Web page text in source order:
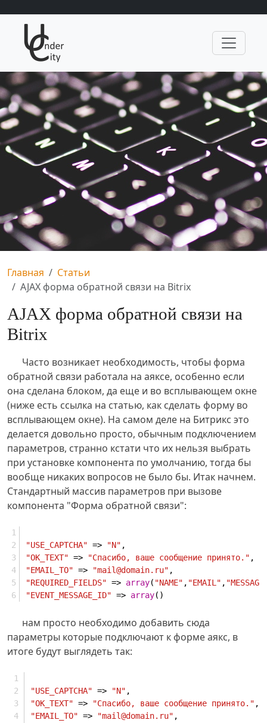
Главная
Статьи
AJAX форма обратной связи на Bitrix
AJAX форма обратной связи на
Bitrix
Часто возникает необходимость, чтобы форма
обратной связи работала на аяксе, особенно если
она сделана блоком, да еще и во всплывающем окне
(ниже есть ссылка на статью, как сделать форму во
всплывающем окне). На самом деле на Битрикс это
делается довольно просто, обычным подключением
параметров, странно кстати что их нельзя выбрать
при установке компонента по умолчанию, тогда бы
вообще никаких вопросов не было бы. Итак начнем.
Стандартный массив параметров при вызове
компонента "Форма обратной связи":
"USE_CAPTCHA" => "N" ,
"OK_TEXT" => "Спасибо, ваше сообщение принято." ,
"EMAIL_TO" => "mail@domain.ru" ,
"REQUIRED_FIELDS" => array( "NAME" , "EMAIL" ,
"EVENT_MESSAGE_ID" => array()
нам просто необходимо добавить сюда
параметры которые подключают к форме аякс, в
итоге будут выглядеть так:
"USE_CAPTCHA" => "N" ,
"OK_TEXT" => "Спасибо, ваше сообщение принято." ,
"EMAIL_TO" => "mail@domain.ru" ,